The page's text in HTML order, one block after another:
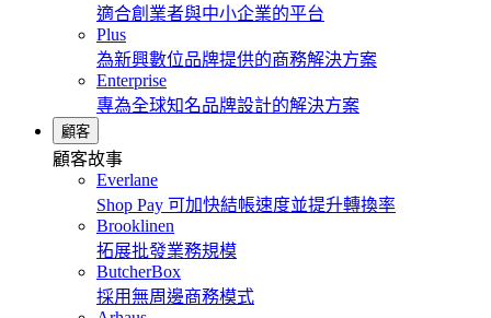
適合創業者與中小企業的平台
Plus
為新興數位品牌提供的商務解決方案
Enterprise
專為全球知名品牌設計的解決方案
顧客
顧客故事
Everlane
Shop Pay 可加快結帳速度並提升轉換率
Brooklinen
拓展批發業務規模
ButcherBox
採用無周邊商務模式